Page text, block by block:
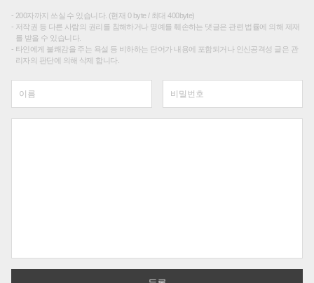
200자까지 쓰실 수 있습니다. (현재 0 byte / 최대 400byte)
저작권 등 다른 사람의 권리를 침해하거나 명예를 훼손하는 댓글은 관련 법률에 의해 제재
를 받을 수 있습니다.
타인에게 불쾌감을 주는 욕설 등 비하하는 단어가 내용에 포함되거나 인신공격성 글은 관
리자의 판단에 의해 삭제 합니다.